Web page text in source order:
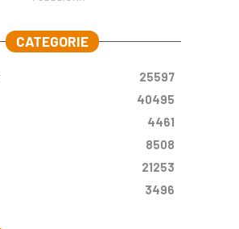
CATEGORIE
25597
40495
4461
8508
21253
3496